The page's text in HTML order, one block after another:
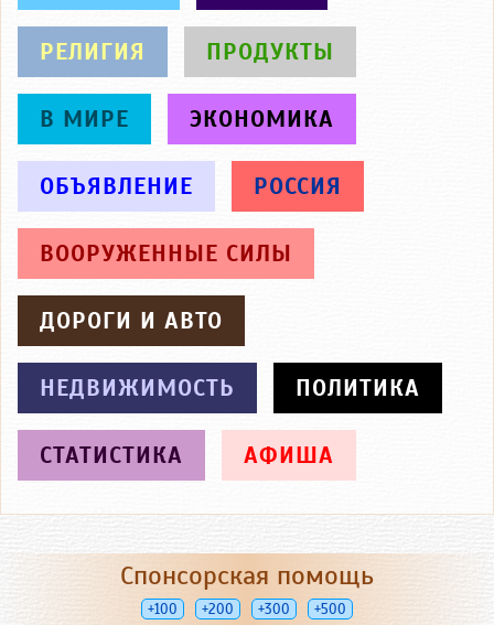
РЕЛИГИЯ ПРОДУКТЫ
В МИРЕ ЭКОНОМИКА
ОБЪЯВЛЕНИЕ РОССИЯ
ВООРУЖЕННЫЕ СИЛЫ
ДОРОГИ И АВТО
НЕДВИЖИМОСТЬ ПОЛИТИКА
СТАТИСТИКА АФИША
Спонсорская помощь
+100 +200 +300 +500